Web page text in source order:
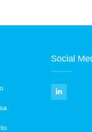
Social